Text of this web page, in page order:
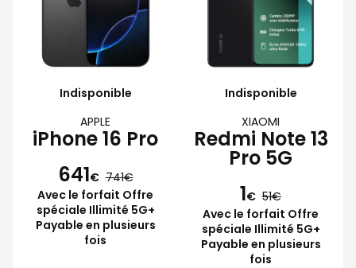
Indisponible
APPLE
iPhone 16 Pro
641€ 741
Avec le forfait Offre
spéciale Illimité 5G+
Payable en plusieurs
fois
Indisponible
XIAOMI
Redmi Note 13
Pro 5G
1€ 51
Avec le forfait Offre
spéciale Illimité 5G+
Payable en plusieurs
fois